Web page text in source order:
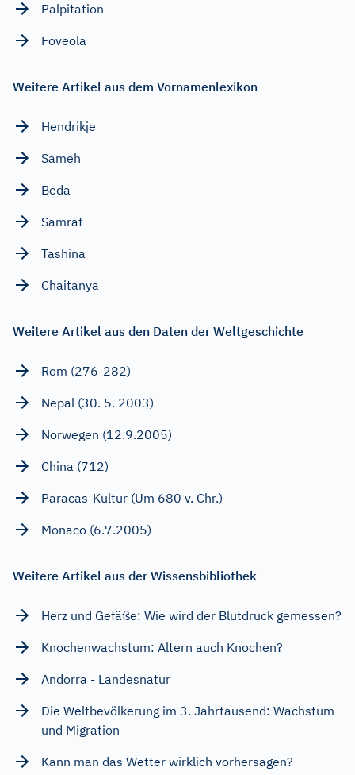
Palpitation
Foveola
Weitere Artikel aus dem Vornamenlexikon
Hendrikje
Sameh
Beda
Samrat
Tashina
Chaitanya
Weitere Artikel aus den Daten der Weltgeschichte
Rom (276-282)
Nepal (30. 5. 2003)
Norwegen (12.9.2005)
China (712)
Paracas-Kultur (Um 680 v. Chr.)
Monaco (6.7.2005)
Weitere Artikel aus der Wissensbibliothek
Herz und Gefäße: Wie wird der Blutdruck gemessen?
Knochenwachstum: Altern auch Knochen?
Andorra - Landesnatur
Die Weltbevölkerung im 3. Jahrtausend: Wachstum
und Migration
Kann man das Wetter wirklich vorhersagen?